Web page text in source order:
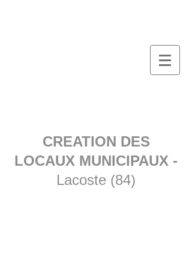
CREATION DES
LOCAUX MUNICIPAUX -
Lacoste (84)